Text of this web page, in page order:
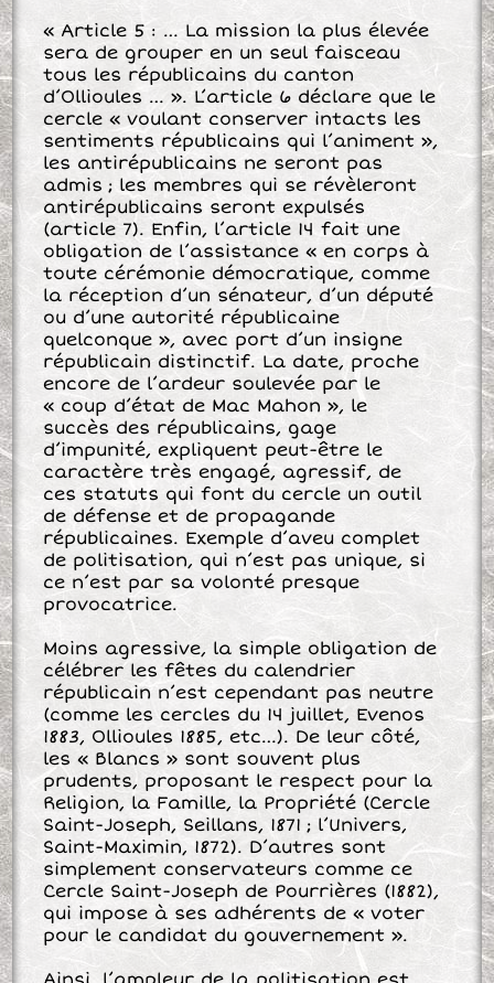
« Article 5 : … La mission la plus élevée
sera de grouper en un seul faisceau
tous les républicains du canton
d’Ollioules … ». L’article 6 déclare que le
cercle « voulant conserver intacts les
sentiments républicains qui l’animent »,
les antirépublicains ne seront pas
admis ; les membres qui se révèleront
antirépublicains seront expulsés
(article 7). Enfin, l’article 14 fait une
obligation de l’assistance « en corps à
toute cérémonie démocratique, comme
la réception d’un sénateur, d’un député
ou d’une autorité républicaine
quelconque », avec port d’un insigne
républicain distinctif. La date, proche
encore de l’ardeur soulevée par le
« coup d’état de Mac Mahon », le
succès des républicains, gage
d’impunité, expliquent peut-être le
caractère très engagé, agressif, de
ces statuts qui font du cercle un outil
de défense et de propagande
républicaines. Exemple d’aveu complet
de politisation, qui n’est pas unique, si
ce n’est par sa volonté presque
provocatrice.
Moins agressive, la simple obligation de
célébrer les fêtes du calendrier
républicain n’est cependant pas neutre
(comme les cercles du 14 juillet, Evenos
1883, Ollioules 1885, etc…). De leur côté,
les « Blancs » sont souvent plus
prudents, proposant le respect pour la
Religion, la Famille, la Propriété (Cercle
Saint-Joseph, Seillans, 1871 ; l’Univers,
Saint-Maximin, 1872). D’autres sont
simplement conservateurs comme ce
Cercle Saint-Joseph de Pourrières (1882),
qui impose à ses adhérents de « voter
pour le candidat du gouvernement ».